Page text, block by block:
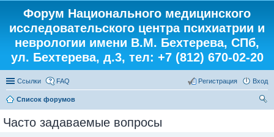
Форум Национального медицинского
исследовательского центра психиатрии и
неврологии имени В.М. Бехтерева, СПб,
ул. Бехтерева, д.3, тел: +7 (812) 670-02-20
Ссылки FAQ Вход
Регистрация
Список форумов
Часто задаваемые вопросы